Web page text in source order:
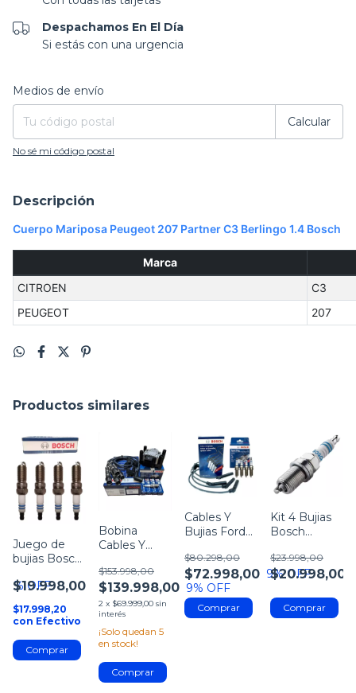
Despachamos En El Día
Si estás con una urgencia
Entregas para el CP:
Medios de envío
Calcular
No sé mi código postal
Descripción
Cuerpo Mariposa Peugeot 207 Partner C3 Berlingo 1.4 Bosch
Marca
CITROEN
C3
PEUGEOT
207
Productos similares
% OFF
Juego de
bujias Bosch
$19.998,00
$17.998,20
con Efectivo
Bobina
Cables Y
Fox Suran
Voyage
Saveiro Bora
2.0
$139.998,00
$153.998,00
9% OFF
2 x $69.999,00 sin
interés
¡Solo quedan 5
en stock!
Cables Y
Bujias Ford
2011 2012
2013 2014
2015
$72.998,00
$80.298,00
9% OFF
Kit 4 Bujias
Bosch
/ Peugeot
/Chevrolet
/Fiat y mas
$20.998,00
$23.998,00